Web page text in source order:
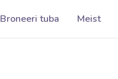
Broneeri tuba Meist